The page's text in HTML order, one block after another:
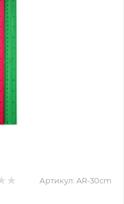
Артикул: AR-30cm